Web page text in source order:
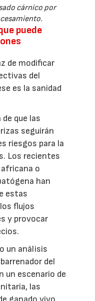
cárnico por
puede
de modificar
del
es la sanidad
de que las
seguirán
riesgos para la
Los recientes
o
han
estas
flujos
y provocar
un análisis
del
un escenario de
las